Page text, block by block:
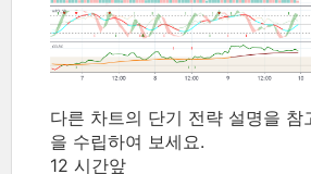
다른 차트의 단기 전략 설명을 참
을 수립하여 보세요.
12 시간앞